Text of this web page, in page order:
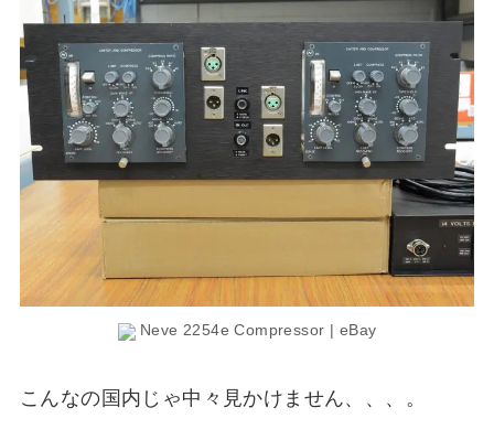
Neve 2254e Compressor | eBay
こんなの国内じゃ中々見かけません、、、。